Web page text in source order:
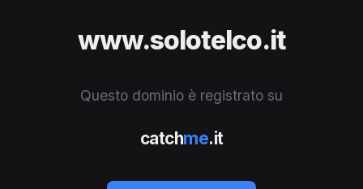
www.solotelco.it
Questo dominio è registrato su
catchme.it